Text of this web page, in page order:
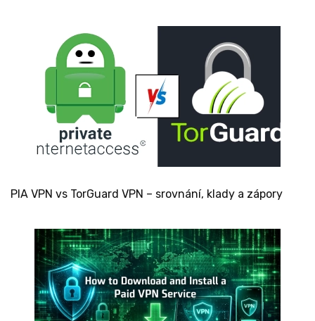
PIA VPN vs TorGuard VPN – srovnání, klady a zápory